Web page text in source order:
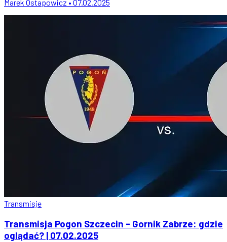
Marek Ostapowicz • 07.02.2025
Transmisje
Transmisja Pogon Szczecin - Gornik Zabrze: gdzie
oglądać? | 07.02.2025